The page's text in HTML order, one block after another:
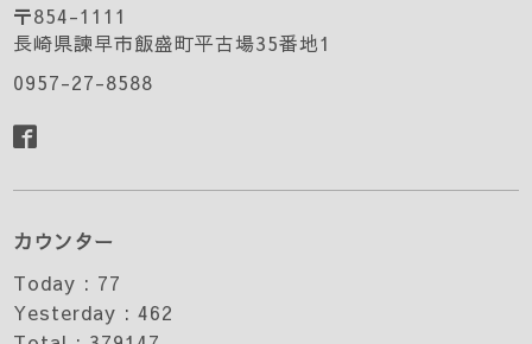
〒854-1111
長崎県諫早市飯盛町平古場35番地1
0957-27-8588
カウンター
Today : 77
Yesterday :462